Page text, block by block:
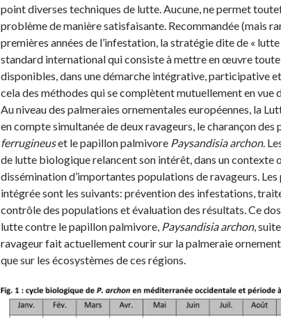
point diverses techniques de lutte. Aucune, ne permet
problème de manière satisfaisante. Recommandée (mais
premières années de l’infestation, la stratégie dite de «
standard international qui consiste à mettre en œuvre toute
disponibles, dans une démarche intégrative, participative
cela des méthodes qui se complètent mutuellement en vue
Au niveau des palmeraies ornementales européennes, la
en compte simultanée de deux ravageurs, le charançon des
ferrugineuset le papillon palmivore Paysandisia archon.
de lutte biologique relancent son intérêt, dans un contexte
dissémination d’importantes populations de ravageurs.
intégrée sont les suivants: prévention des infestations,
contrôle des populations et évaluation des résultats. Ce
lutte contre le papillon palmivore, Paysandisia archon,
ravageur fait actuellement courir sur la palmeraie
que sur les écosystèmes de ces régions.